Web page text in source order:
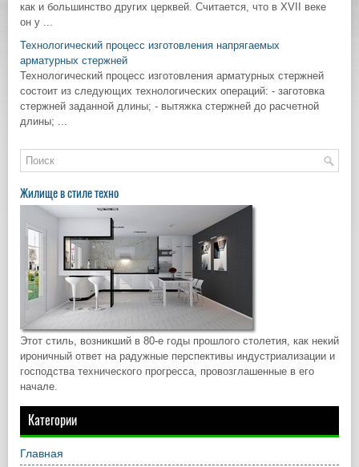
как и большинство других церквей. Считается, что в XVII веке
он у ...
Технологический процесс изготовления напрягаемых
арматурных стержней
Технологический процесс изготовления арматурных стержней
состоит из следующих технологических операций: - заготовка
стержней заданной длины; - вытяжка стержней до расчетной
длины; ...
Жилище в стиле техно
Этот стиль, возникший в 80-е годы прошлого столетия, как некий
ироничный ответ на радужные перспективы индустриализации и
господства технического прогресса, провозглашенные в его
начале.
Категории
Главная